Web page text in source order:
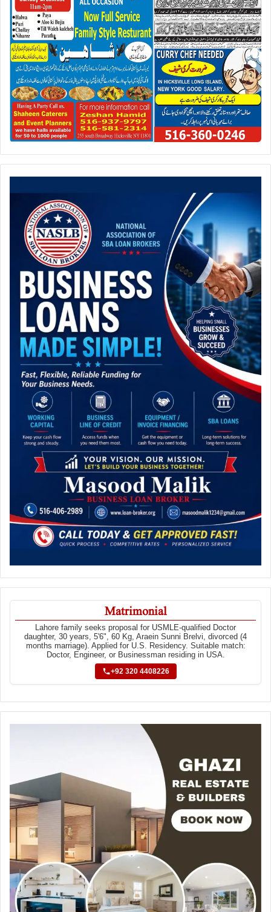
Matrimonial
Lahore family seeks proposal for USMLE-qualified Doctor
daughter, 30 years, 5'6", 60 Kg, Araein Sunni Brelvi, divorced (4
months marriage). Applied for U.S. Residency. Suitable match:
Doctor, Engineer, or Businessman residing in USA.
+92 320 4408226